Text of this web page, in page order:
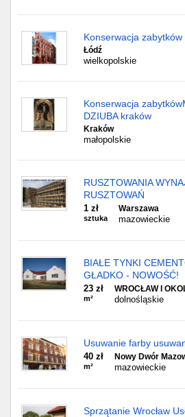
Konserwacja zabytków
Łódź
wielkopolskie
Konserwacja
DZIUBA kraków
Kraków
małopolskie
RUSZTOWANIA
RUSZTOWAŃ
1 zł
sztuka
Warszawa
mazowieckie
BIAŁE TYNKI
GŁADKO - NOWOŚĆ!
23 zł
m²
WROCŁAW I
dolnośląskie
Usuwanie farby
40 zł
m²
Nowy Dwór
mazowieckie
Sprzątanie Wrocław